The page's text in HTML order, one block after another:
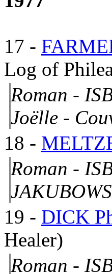
17 -
Log of
Roman -
Joëlle -
18 -
Roman -
19 - DICK
Healer)
Roman -